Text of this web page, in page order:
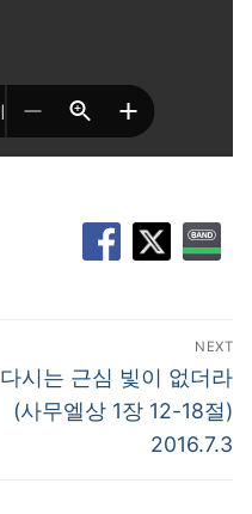
NEXT
Next
post:
다시는 근심 빛이 없더라
(사무엘상 1장 12-18절)
2016.7.3